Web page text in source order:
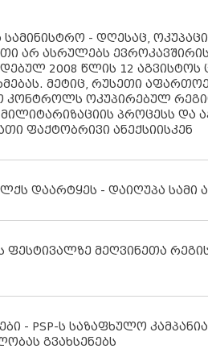
- დღესაც,
არ ასრულებს ევროკავშირის
2008 წლის 12 აგვისტოს
მეტიც, რუსეთი
კონტროლს ოკუპირებულ
პროცესს და
ფაქტობრივი ანექსიისკენ
დაარტყეს - დაიღუპა სამი
ფესტივალზე მეღვინეთა
- PSP-ს საზაფხულო კამპანია
გვახსენებს